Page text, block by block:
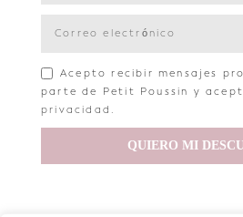
Acepto recibir mensajes
parte de Petit Poussin y
privacidad .
QUIERO MI